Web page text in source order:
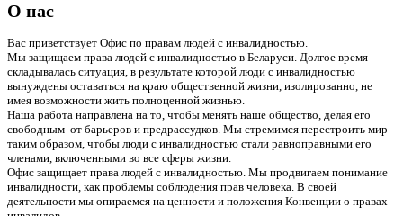
О нас
Вас приветствует Офис по правам людей с инвалидностью.
Мы защищаем права людей с инвалидностью в Беларуси. Долгое время
складывалась ситуация, в результате которой люди с инвалидностью
вынуждены оставаться на краю общественной жизни, изолированно, не
имея возможности жить полноценной жизнью.
Наша работа направлена на то, чтобы менять наше общество, делая его
свободным от барьеров и предрассудков. Мы стремимся перестроить мир
таким образом, чтобы люди с инвалидностью стали равноправными его
членами, включенными во все сферы жизни.
Офис защищает права людей с инвалидностью. Мы продвигаем понимание
инвалидности, как проблемы соблюдения прав человека. В своей
деятельности мы опираемся на ценности и положения Конвенции о правах